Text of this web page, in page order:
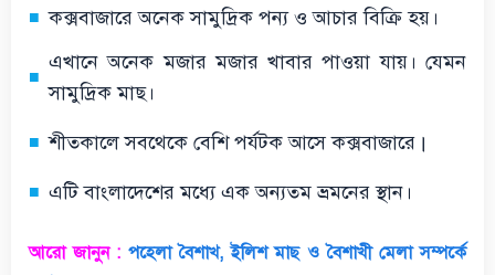
কক্সবাজারে অনেক সামুদ্রিক পন্য ও আচার বিক্রি হয়।
এখানে অনেক মজার মজার খাবার পাওয়া যায়। যেমন
সামুদ্রিক মাছ।
শীতকালে সবথেকে বেশি পর্যটক আসে কক্সবাজারে ।
এটি বাংলাদেশের মধ্যে এক অন্যতম ভ্রমনের স্থান।
আরো জানুন : পহেলা বৈশাখ, ইলিশ মাছ ও বৈশাখী মেলা সম্পর্কে